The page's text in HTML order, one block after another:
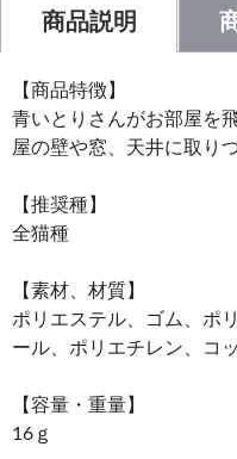
商品説明
【商品特徴】
青いとりさんがお部屋を
屋の壁や窓、天井に取り
【推奨種】
全猫種
【素材、材質】
ポリエステル、ゴム、ポ
ール、ポリエチレン、コ
【容量・重量】
16ｇ